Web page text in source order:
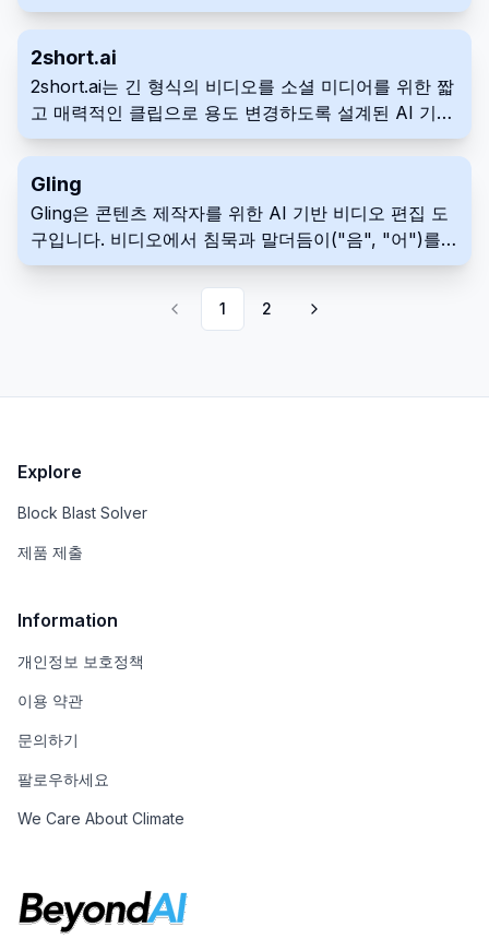
시간 배경 향상, 다양한 필터, 전문적인 브랜딩 템플릿,
제공합니다. FineCam을 사용하여 비디오 프레젠테이
션을 향상시키고 청중에게 오래도록 영향을 미치십시
오.
2short.ai
2short.ai는 긴 형식의 비디오를 소셜 미디어를 위한 짧
고 매력적인 클립으로 용도 변경하도록 설계된 AI 기반
비디오 편집 도구입니다. AI를 사용하여 주요 순간을 식
공합니다. 이를 통해 제작자는 도달 범위와 시청자 참여
도를 극대화할 수 있습니다.
Gling
Gling은 콘텐츠 제작자를 위한 AI 기반 비디오 편집 도
구입니다. 비디오에서 침묵과 말더듬이("음", "어")를
자동으로 제거하여 주로 "토킹 헤드" 콘텐츠를 대상으
로 합니다. 이를 통해 편집 프로세스를 간소화하고 더욱
매력적인 콘텐츠를 만듭니다.
1 2
Explore
Block Blast Solver
제품 제출
Information
개인정보 보호정책
이용 약관
문의하기
팔로우하세요
We Care About Climate